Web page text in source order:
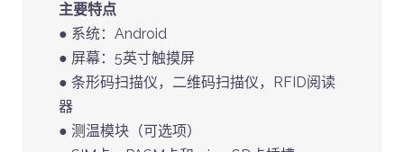
主要特点
● 系统：Android
● 屏幕：5英寸触摸屏
● 条形码扫描仪，二维码扫描仪，RFID阅读
器
● 测温模块（可选项）